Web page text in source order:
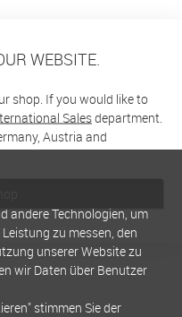
WEBSITE.
shop. If you would like to
Salesdepartment.
Austria and
andere Technologien, um
zu messen, den
unserer Website zu
wir Daten über Benutzer
stimmen Sie der